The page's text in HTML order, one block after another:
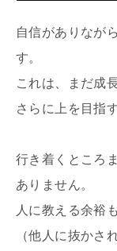
自信がありなが
す。
これは、まだ成
さらに上を目指
行き着くところ
ありません。
人に教える余裕
（他人に抜かさ